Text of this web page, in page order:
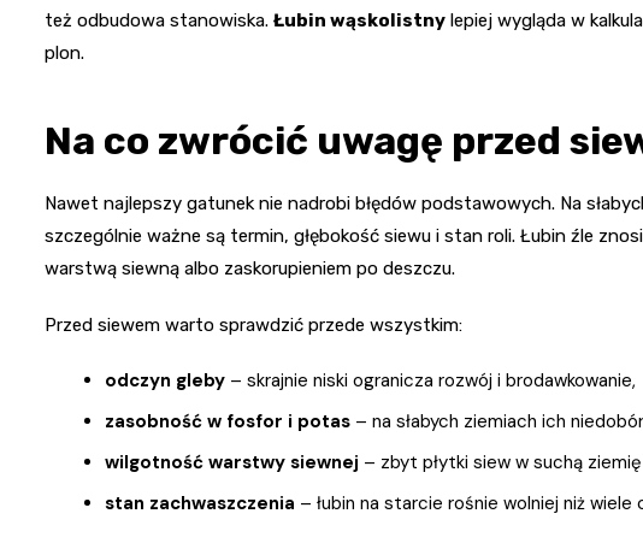
też odbudowa stanowiska. Łubin wąskolistny lepiej wygląda w
plon.
Na co zwrócić uwagę przed
Nawet najlepszy gatunek nie nadrobi błędów podstawowych. Na
szczególnie ważne są termin, głębokość siewu i stan roli. Łubin źle
warstwą siewną albo zaskorupieniem po deszczu.
Przed siewem warto sprawdzić przede wszystkim:
odczyn gleby – skrajnie niski ogranicza rozwój i brodawkowanie,
zasobność w fosfor i potas – na słabych ziemiach ich
wilgotność warstwy siewnej – zbyt płytki siew w suchą
stan zachwaszczenia – łubin na starcie rośnie wolniej niż wiele